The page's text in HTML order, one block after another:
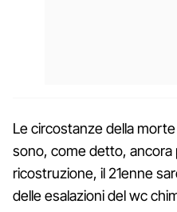
Le circostanze della
sono, come detto, ancora
ricostruzione, il 21enne
delle esalazioni del wc